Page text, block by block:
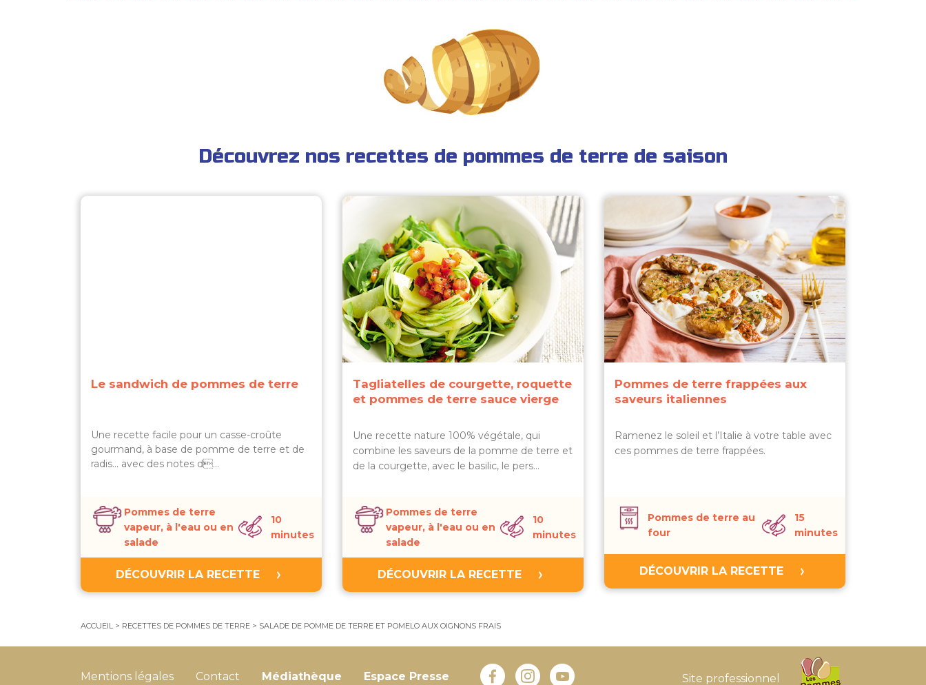
Découvrez nos recettes de pommes de terre de saison
Le sandwich de pommes de terre
Une recette facile pour un casse-croûte
gourmand, à base de pomme de terre et de
radis... avec des notes d…
Pommes de terre
vapeur, à l'eau ou en
salade
10
minutes
DÉCOUVRIR LA RECETTE
Tagliatelles de courgette, roquette
et pommes de terre sauce vierge
Une recette nature 100% végétale, qui
combine les saveurs de la pomme de terre et
de la courgette, avec le basilic, le pers…
Pommes de terre
vapeur, à l'eau ou en
salade
10
minutes
DÉCOUVRIR LA RECETTE
Pommes de terre frappées aux
saveurs italiennes
Ramenez le soleil et l’Italie à votre table avec
ces pommes de terre frappées.
Pommes de terre au
four
15
minutes
DÉCOUVRIR LA RECETTE
ACCUEIL> RECETTES DE POMMES DE TERRE > SALADE DE POMME DE TERRE ET POMELO AUX OIGNONS FRAIS
Mentions légales Contact Médiathèque Espace Presse Site professionnel